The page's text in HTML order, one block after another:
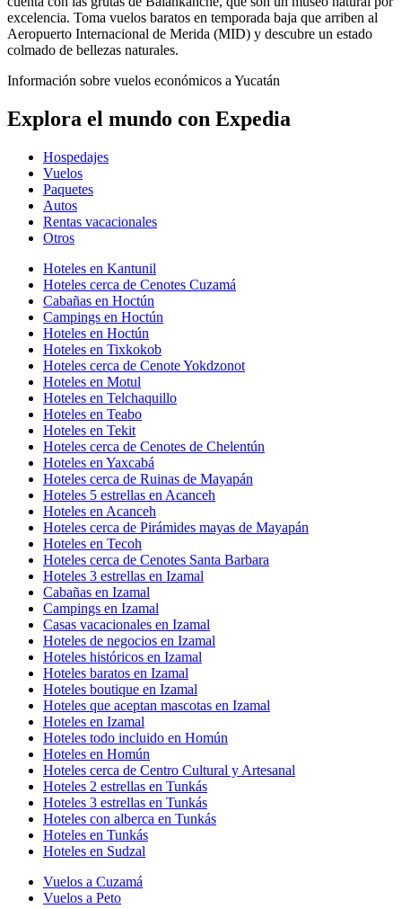
excelencia. Toma vuelos baratos en temporada baja que arriben al
Aeropuerto Internacional de Merida (MID) y descubre un estado
colmado de bellezas naturales.
Información sobre vuelos económicos a Yucatán
Explora el mundo con Expedia
Hospedajes
Vuelos
Paquetes
Autos
Rentas vacacionales
Otros
Hoteles en Kantunil
Hoteles cerca de Cenotes Cuzamá
Cabañas en Hoctún
Campings en Hoctún
Hoteles en Hoctún
Hoteles en Tixkokob
Hoteles cerca de Cenote Yokdzonot
Hoteles en Motul
Hoteles en Telchaquillo
Hoteles en Teabo
Hoteles en Tekit
Hoteles cerca de Cenotes de Chelentún
Hoteles en Yaxcabá
Hoteles cerca de Ruinas de Mayapán
Hoteles 5 estrellas en Acanceh
Hoteles en Acanceh
Hoteles cerca de Pirámides mayas de Mayapán
Hoteles en Tecoh
Hoteles cerca de Cenotes Santa Barbara
Hoteles 3 estrellas en Izamal
Cabañas en Izamal
Campings en Izamal
Casas vacacionales en Izamal
Hoteles de negocios en Izamal
Hoteles históricos en Izamal
Hoteles baratos en Izamal
Hoteles boutique en Izamal
Hoteles que aceptan mascotas en Izamal
Hoteles en Izamal
Hoteles todo incluido en Homún
Hoteles en Homún
Hoteles cerca de Centro Cultural y Artesanal
Hoteles 2 estrellas en Tunkás
Hoteles 3 estrellas en Tunkás
Hoteles con alberca en Tunkás
Hoteles en Tunkás
Hoteles en Sudzal
Vuelos a Cuzamá
Vuelos a Peto